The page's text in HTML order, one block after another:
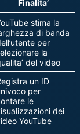
Finalita’
stima la
di banda
per
la
del video
un ID
per
le
dei
YouTube